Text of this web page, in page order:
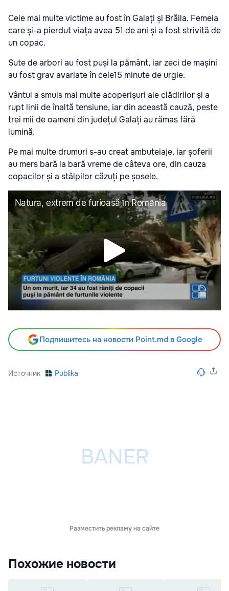
Cele mai multe victime au fost în Galați și Brăila. Femeia
care și-a pierdut viața avea 51 de ani și a fost strivită de
un copac.
Sute de arbori au fost puși la pământ, iar zeci de mașini
au fost grav avariate în cele15 minute de urgie.
Vântul a smuls mai multe acoperișuri ale clădirilor și a
rupt linii de înaltă tensiune, iar din această cauză, peste
trei mii de oameni din județul Galați au rămas fără
lumină.
Pe mai multe drumuri s-au creat ambuteiaje, iar șoferii
au mers bară la bară vreme de câteva ore, din cauza
copacilor și a stâlpilor căzuți pe șosele.
Подпишитесь на новости Point.md в Google
Источник Publika
Разместить рекламу на сайте
Похожие новости